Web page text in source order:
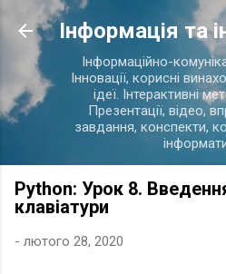
Перейти до
Інформація та
Інформаційно-
Інновації, корисні
ідеї. Інтерактивні
Презентації, відео,
завдання, конспекти,
Python: Урок 8.
клавіатури
- лютого 28, 2020